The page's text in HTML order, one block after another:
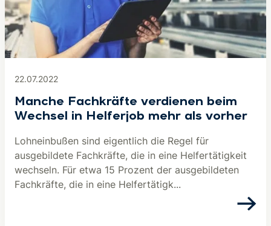
22.07.2022
Manche Fachkräfte verdienen beim
Wechsel in Helferjob mehr als vorher
Lohneinbußen sind eigentlich die Regel für
ausgebildete Fachkräfte, die in eine Helfertätigkeit
wechseln. Für etwa 15 Prozent der ausgebildeten
Fachkräfte, die in eine Helfertätigk...